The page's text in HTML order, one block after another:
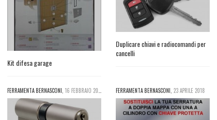
Kit difesa garage
Duplicare chiavi e radiocomandi per
cancelli
FERRAMENTA BERNASCONI, 16 FEBBRAIO 2015 FERRAMENTA BERNASCONI, 23 APRILE 2018